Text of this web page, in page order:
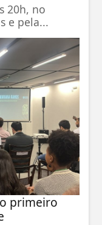
20h, no
e pela...
primeiro